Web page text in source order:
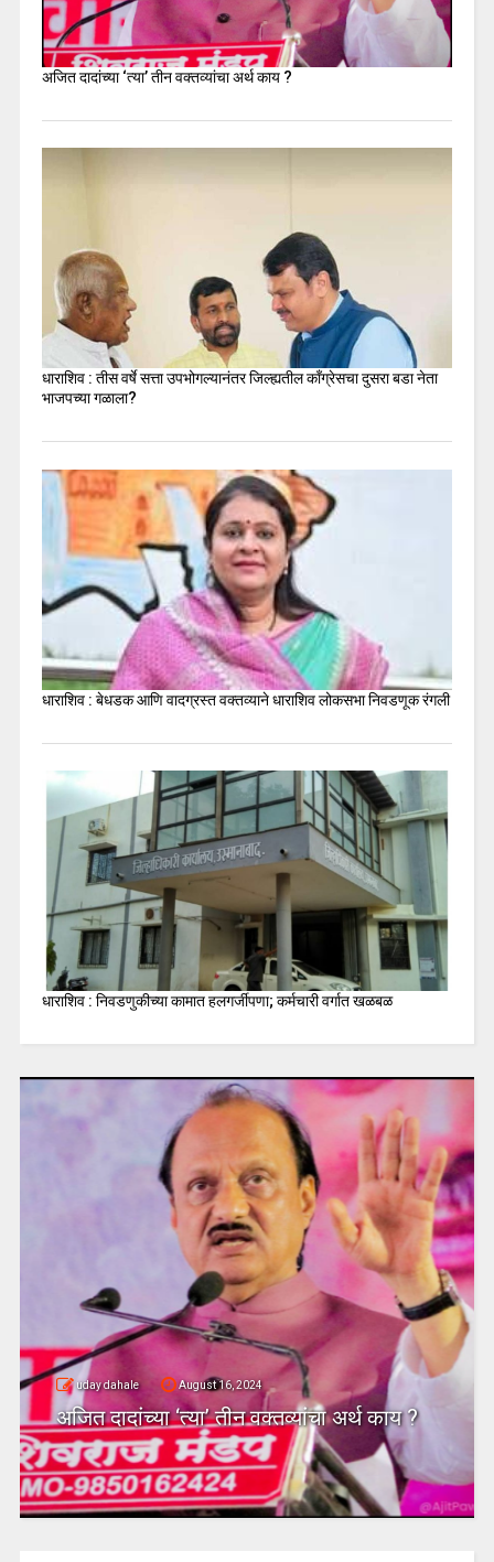
अजित दादांच्या ‘त्या’ तीन वक्तव्यांचा अर्थ काय ?
धाराशिव : तीस वर्षे सत्ता उपभोगल्यानंतर जिल्ह्यतील कॉंग्रेसचा दुसरा बडा नेता
भाजपच्या गळाला?
धाराशिव : बेधडक आणि वादग्रस्त वक्तव्याने धाराशिव लोकसभा निवडणूक रंगली
धाराशिव : निवडणुकीच्या कामात हलगर्जीपणा; कर्मचारी वर्गात खळबळ
uday dahale August 16, 2024
अजित दादांच्या ‘त्या’ तीन वक्तव्यांचा अर्थ काय ?